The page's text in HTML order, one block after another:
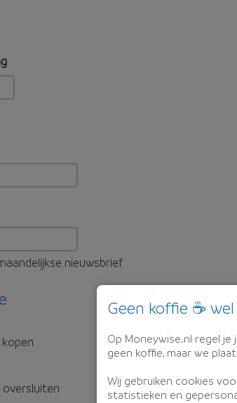
nieuwsbrief
Geen koffie ☕
Op Moneywise.nl regel je
geen koffie, maar we
Wij gebruiken cookies
statistieken en